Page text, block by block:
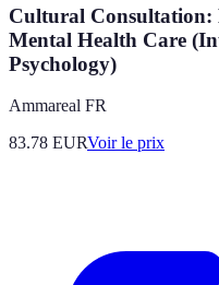
Cultural Consultation:
Mental Health Care
Psychology)
Ammareal FR
83.78 EURVoir le prix